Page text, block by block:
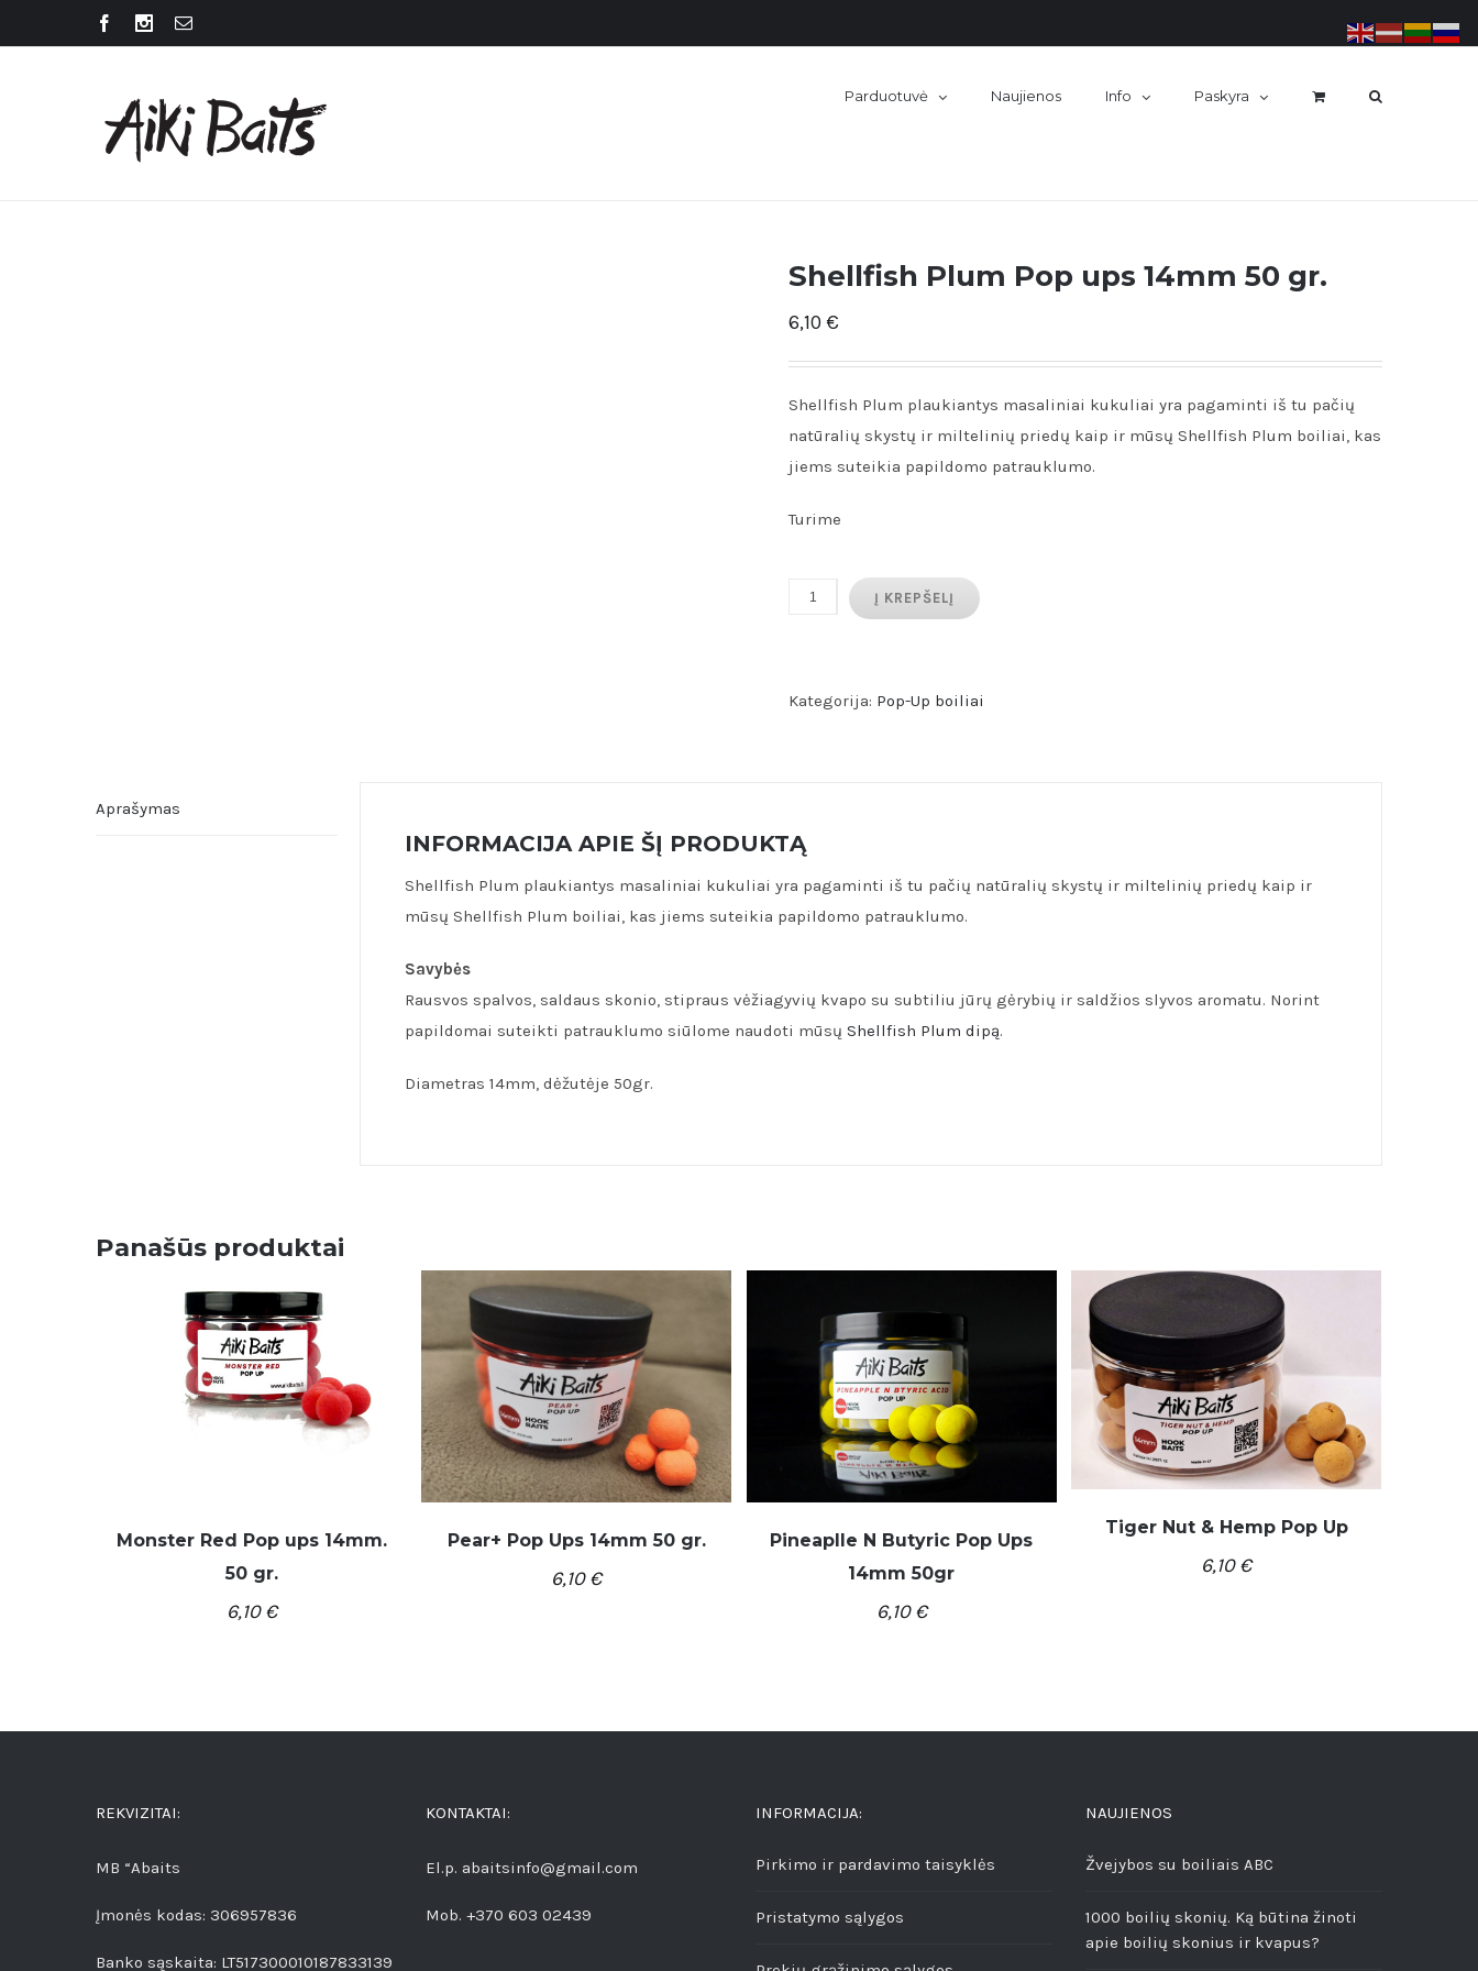
Parduotuvė Naujienos Info Paskyra
Shellfish Plum Pop ups 14mm 50 gr.
6,10 €
Shellfish Plum plaukiantys masaliniai kukuliai yra pagaminti iš tu pačių
natūralių skystų ir miltelinių priedų kaip ir mūsų Shellfish Plum boiliai, kas
jiems suteikia papildomo patrauklumo.
Turime
produkto
gr.
Į KREPŠELĮ
Kategorija: Pop-Up boiliai
Aprašymas
INFORMACIJA APIE ŠĮ PRODUKTĄ
Shellfish Plum plaukiantys masaliniai kukuliai yra pagaminti iš tu pačių natūralių skystų ir miltelinių priedų kaip ir
mūsų Shellfish Plum boiliai, kas jiems suteikia papildomo patrauklumo.
Savybės
Rausvos spalvos, saldaus skonio, stipraus vėžiagyvių kvapo su subtiliu jūrų gėrybių ir saldžios slyvos aromatu. Norint
papildomai suteikti patrauklumo siūlome naudoti mūsų Shellfish Plum dipą.
Diametras 14mm, dėžutėje 50gr.
Panašūs produktai
Į KREPŠELĮ / DETALĖS
Monster Red Pop ups 14mm.
50 gr.
6,10€
Pear+ Pop Ups 14mm 50 gr.
6,10€
Į KREPŠELĮ / DETALĖS
Pineaplle N Butyric Pop Ups
14mm 50gr
6,10€
Tiger Nut & Hemp Pop Up
6,10€
REKVIZITAI:
MB “Abaits
Įmonės kodas: 306957836
Banko sąskaita: LT517300010187833139
KONTAKTAI:
El.p. abaitsinfo@gmail.com
Mob. +370 603 02439
INFORMACIJA:
Pirkimo ir pardavimo taisyklės
Pristatymo sąlygos
NAUJIENOS
Žvejybos su boiliais ABC
1000 boilių skonių. Ką būtina žinoti
apie boilių skonius ir kvapus?